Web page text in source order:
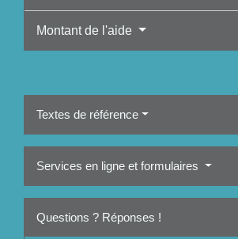
Montant de l'aide
Textes de référence
Services en ligne et formulaires
Questions ? Réponses !